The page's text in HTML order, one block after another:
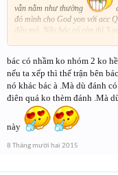
vẫn nằm như thường
đó mình cho God yon với acc
đấu mà. Nếu bác có càn thì 3
bác có nhầm ko nhóm 2 ko
nếu ta xếp thì thế trận bên
nó khác bác à .Mà dù đánh
điên quá ko thèm đánh .Mà
này
8 Tháng mười hai 2015